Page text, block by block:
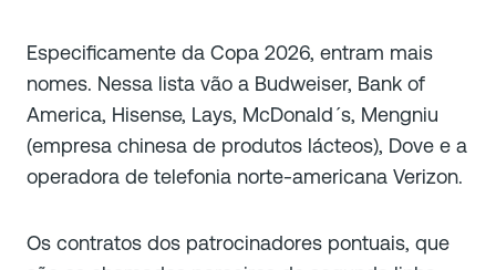
Especificamente da Copa 2026, entram mais
nomes. Nessa lista vão a Budweiser, Bank of
America, Hisense, Lays, McDonald´s, Mengniu
(empresa chinesa de produtos lácteos), Dove e a
operadora de telefonia norte-americana Verizon.
Os contratos dos patrocinadores pontuais, que